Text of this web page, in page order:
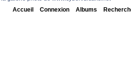
Accueil Connexion Albums